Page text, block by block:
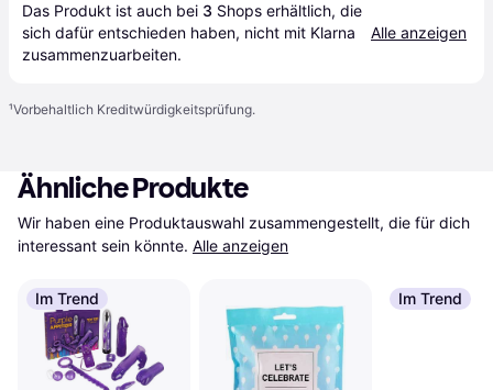
Das Produkt ist auch bei 3 Shops erhältlich, die
sich dafür entschieden haben, nicht mit Klarna
zusammenzuarbeiten.
Alle anzeigen
¹Vorbehaltlich Kreditwürdigkeitsprüfung.
Ähnliche Produkte
Wir haben eine Produktauswahl zusammengestellt, die für dich
interessant sein könnte. Alle anzeigen
Im Trend Im Trend